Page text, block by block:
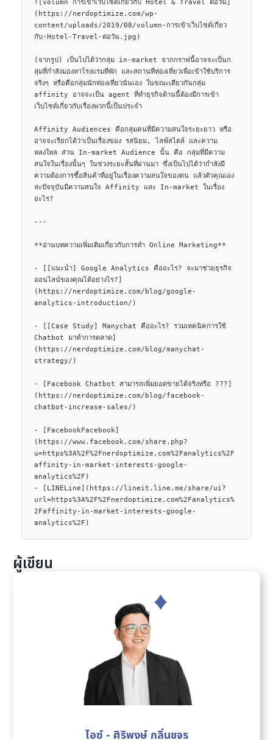
![volumn การเข้าเว็บไซด์เกี่ยวกับ Hotel & Travel ต่อวัน]
(https://nerdoptimize.com/wp-
content/uploads/2019/08/volumn-การเข้าเว็บไซด์เกี่ยว
กับ-Hotel-Travel-ต่อวัน.jpg)
(จากรูป) เป็นไปได้ว่ากลุ่ม in-market จากกราฟนี้อาจจะเป็นก
ลุ่มที่กำลังมองหาโรงแรมที่พัก และสถานที่ท่องเที่ยวเพื่อเข้าใช้บริการ
จริงๆ หรือคือกลุ่มนักท่องเที่ยวนั่นเอง ในขณะเดียวกันกลุ่ม
affinity อาจจะเป็น agent ที่ทำธุรกิจด้านนี้ต้องมีการเข้า
เว็บไซต์เกี่ยวกับเรื่องพวกนี้เป็นประจำ
Affinity Audiences คือกลุ่มคนที่มีความสนใจระยะยาว หรือ
อาจจะเรียกได้ว่าเป็นเรื่องของ รสนิยม, ไลฟ์สไตล์ และความ
หลงใหล ส่วน In-market Audience นั้น คือ กลุ่มที่มีความ
สนใจในเรื่องนั้นๆ ในช่วงระยะสั้นที่ผ่านมา ซึ่งเป็นไปได้ว่ากำลังมี
ความต้องการซื้อสินค้าที่อยู่ในเรื่องความสนใจของตน แล้วตัวคุณเอง
ล่ะปัจจุบันมีความสนใจ Affinity และ In-market ในเรื่อง
อะไร?
---
**อ่านบทความเพิ่มเติมเกี่ยวกับการทำ Online Marketing**
- [[แนะนำ] Google Analytics คืออะไร? จะมาช่วยธุรกิจ
ออนไลน์ของคุณได้อย่างไร?]
(https://nerdoptimize.com/blog/google-
analytics-introduction/)
- [[Case Study] Manychat คืออะไร? รวมเทคนิคการใช้
Chatbot มาทำการตลาด]
(https://nerdoptimize.com/blog/manychat-
strategy/)
- [Facebook Chatbot สามารถเพิ่มยอดขายได้จริงหรือ ???]
(https://nerdoptimize.com/blog/facebook-
chatbot-increase-sales/)
- [FacebookFacebook]
(https://www.facebook.com/share.php?
u=https%3A%2F%2Fnerdoptimize.com%2Fanalytics%2F
affinity-in-market-interests-google-
analytics%2F)
- [LINELine](https://lineit.line.me/share/ui?
url=https%3A%2F%2Fnerdoptimize.com%2Fanalytics%
2Faffinity-in-market-interests-google-
analytics%2F)
ผู้เขียน
ไอซ์ - ศิริพงษ์ กลิ่นขจร